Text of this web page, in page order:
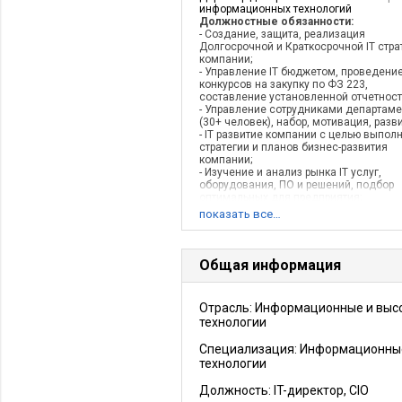
информационных технологий
Должностные обязанности:
- Создание, защита, реализация
Долгосрочной и Краткосрочной IT
компании;
- Управление IT бюджетом,
конкурсов на закупку по ФЗ 223,
составление установленной
- Управление сотрудниками
(30+ человек), набор, мотивация,
- IT развитие компании с целью
стратегии и планов бизнес-развития
компании;
- Изучение и анализ рынка IT услуг,
оборудования, ПО и решений, подбор
- Выявление, формализация, создание
- Ведение IT проектов (оценка рисков,
принятие мер по снижению их
контроль соблюдения сроков
- Обеспечение написания
предприятия в сфере IT;
Достижения:
департамента, переход с филиальной
структуры ИТ на объединенную
функциональные службы. Объединение
инфраструктуры филиалов и головного
показать все…
Общая информация
Отрасль: Информационные и
технологии
Специализация:
технологии
Должность: IT-директор, CIO